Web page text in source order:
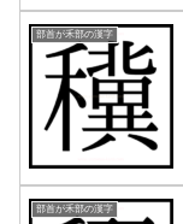
部首が禾部の漢字
部首が禾部の漢字